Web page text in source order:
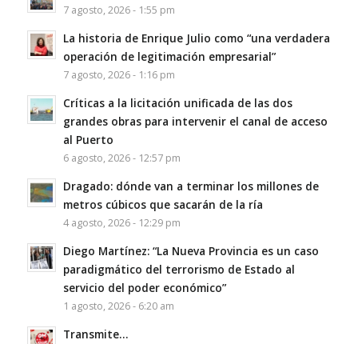
7 agosto, 2026 - 1:55 pm
La historia de Enrique Julio como “una verdadera
operación de legitimación empresarial”
7 agosto, 2026 - 1:16 pm
Críticas a la licitación unificada de las dos
grandes obras para intervenir el canal de acceso
al Puerto
6 agosto, 2026 - 12:57 pm
Dragado: dónde van a terminar los millones de
metros cúbicos que sacarán de la ría
4 agosto, 2026 - 12:29 pm
Diego Martínez: “La Nueva Provincia es un caso
paradigmático del terrorismo de Estado al
servicio del poder económico”
1 agosto, 2026 - 6:20 am
Transmite…